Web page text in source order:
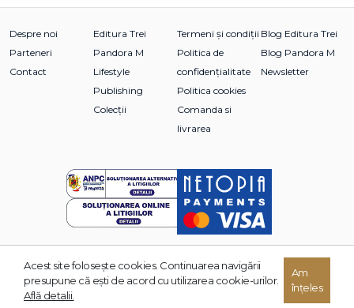
Despre noi
Parteneri
Contact
Editura Trei
Pandora M
Lifestyle
Publishing
Colecții
Termeni și condiții
Politica de
confidențialitate
Politica cookies
Comanda si
livrarea
Blog Editura Trei
Blog Pandora M
Newsletter
© 2026 Grupul Editorial TREI. Toate drepturile rezervate.
Acest site foloseşte cookies. Continuarea navigării
presupune că eşti de acord cu utilizarea cookie-urilor.
Află detalii.
Am
înțeles